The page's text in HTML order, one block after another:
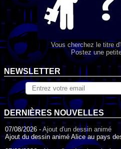
Vous cherchez le titre
Postez une
NEWSLETTER
DERNIÈRES NOUVELLES
07/08/2026 - Ajout d'un dessin animé
Ajout du dessin animé Alice au pays